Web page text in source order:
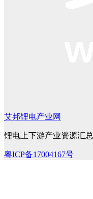
艾邦锂电产业网
锂电上下游产业资源汇总
粤ICP备17004167号